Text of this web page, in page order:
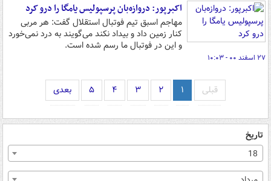
اکبرپور: دروازه‌بان پرسپولیس یامگا را درو کرد
مهاجم اسبق تیم فوتبال استقلال گفت: هر مربی
کنار زمین داد و بیداد نکند می‌گویند به درد نمی‌خورد
و این در فوتبال ما رسم شده است.
۲۷ اسفند ۰۰ - ۱۰:۰۳
قبلی ۱ ۲ ۳ ۴ ۵ بعدی
تاریخ
18